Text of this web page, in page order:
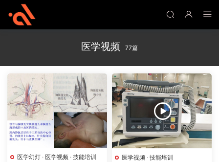
医学视频 77篇
医学幻灯 · 医学视频 · 技能培训
医学视频 · 技能培训